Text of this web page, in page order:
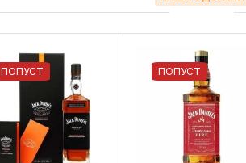
ПОПУСТ ПОПУСТ